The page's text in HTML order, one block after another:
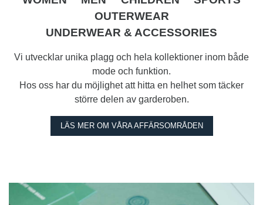
OUTERWEAR
UNDERWEAR & ACCESSORIES
Vi utvecklar unika plagg och hela kollektioner inom både
mode och funktion.
Hos oss har du möjlighet att hitta en helhet som täcker
större delen av garderoben.
LÄS MER OM VÅRA AFFÄRSOMRÅDEN